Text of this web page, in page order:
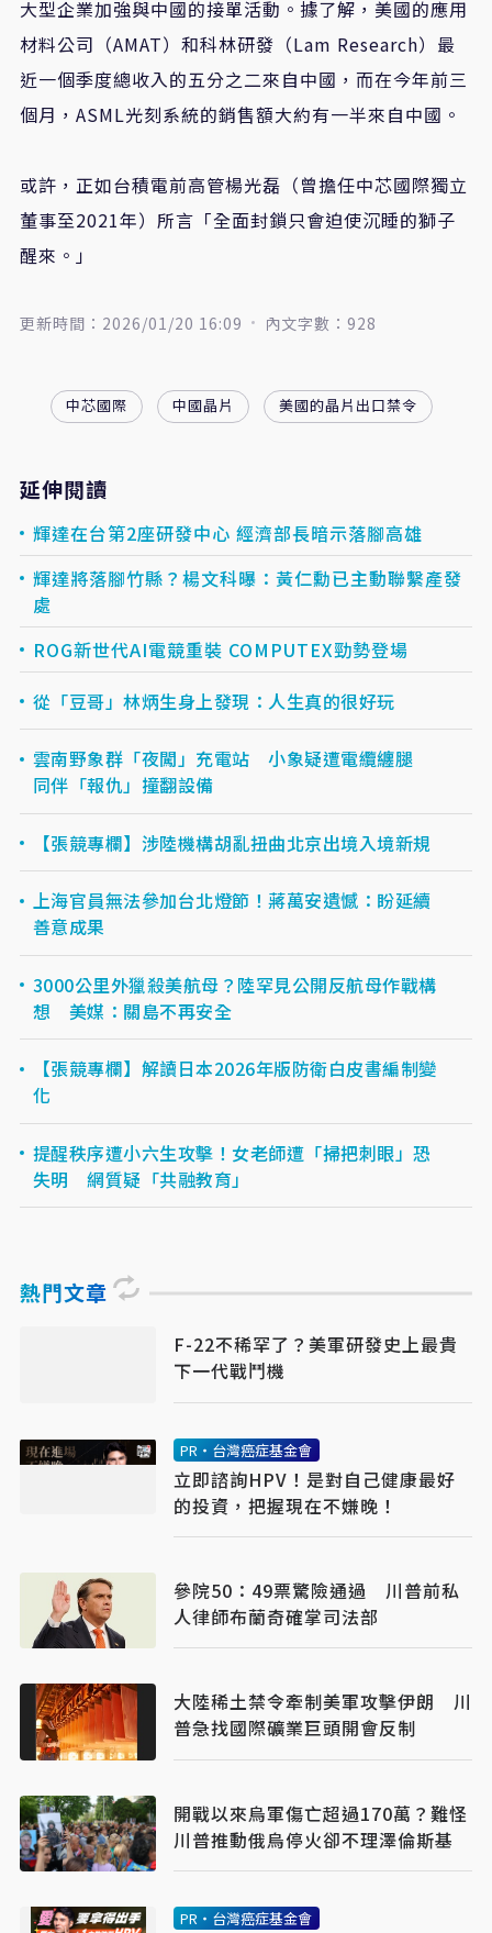
大型企業加強與中國的接單活動。據了解，美國的應用
材料公司（AMAT）和科林研發（Lam Research）最
近一個季度總收入的五分之二來自中國，而在今年前三
個月，ASML光刻系統的銷售額大約有一半來自中國。
或許，正如台積電前高管楊光磊（曾擔任中芯國際獨立
董事至2021年）所言「全面封鎖只會迫使沉睡的獅子
醒來。」
更新時間：2026/01/20 16:09 內文字數：928
中芯國際 中國晶片 美國的晶片出口禁令
延伸閱讀
輝達在台第2座研發中心 經濟部長暗示落腳高雄
輝達將落腳竹縣？楊文科曝：黃仁勳已主動聯繫產發
處
ROG新世代AI電競重裝 COMPUTEX勁勢登場
從「豆哥」林炳生身上發現：人生真的很好玩
雲南野象群「夜闖」充電站 小象疑遭電纜纏腿
同伴「報仇」撞翻設備
【張競專欄】涉陸機構胡亂扭曲北京出境入境新規
上海官員無法參加台北燈節！蔣萬安遺憾：盼延續
善意成果
3000公里外獵殺美航母？陸罕見公開反航母作戰構
想 美媒：關島不再安全
【張競專欄】解讀日本2026年版防衛白皮書編制變
化
提醒秩序遭小六生攻擊！女老師遭「掃把刺眼」恐
失明 網質疑「共融教育」
熱門文章
F-22不稀罕了？美軍研發史上最貴
下一代戰鬥機
PR・台灣癌症基金會
立即諮詢HPV！是對自己健康最好
的投資，把握現在不嫌晚！
參院50：49票驚險通過 川普前私
人律師布蘭奇確掌司法部
大陸稀土禁令牽制美軍攻擊伊朗 川
普急找國際礦業巨頭開會反制
開戰以來烏軍傷亡超過170萬？難怪
川普推動俄烏停火卻不理澤倫斯基
PR・台灣癌症基金會